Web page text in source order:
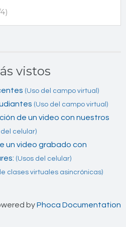
vistos
(Uso del campo virtual)
(Uso del campo virtual)
de un video con nuestros
del celular)
un video grabado con
(Usos del celular)
clases virtuales asincrónicas)
byPhoca Documentation